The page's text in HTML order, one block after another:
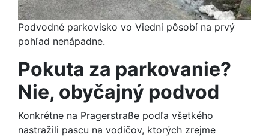
Podvodné parkovisko vo Viedni pôsobí na prvý
pohľad nenápadne.
Pokuta za parkovanie?
Nie, obyčajný podvod
Konkrétne na Pragerstraße podľa všetkého
nastražili pascu na vodičov, ktorých zrejme